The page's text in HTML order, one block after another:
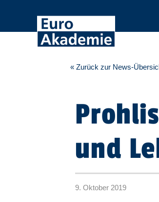
« Zurück zur News-
und
9. Oktober 2019